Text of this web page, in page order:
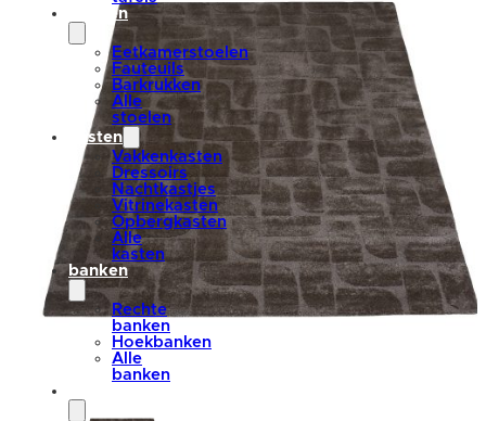
stoelen
Eetkamerstoelen
Fauteuils
Barkrukken
Alle
stoelen
kasten
Vakkenkasten
Dressoirs
Nachtkastjes
Vitrinekasten
Opbergkasten
Alle
kasten
banken
Rechte
banken
Hoekbanken
Alle
banken